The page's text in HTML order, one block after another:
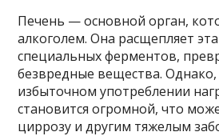
Печень — основной орган,
алкоголем. Она расщепляет
специальных ферментов,
безвредные вещества.
избыточном употреблении
становится огромной, что
циррозу и другим тяжелым